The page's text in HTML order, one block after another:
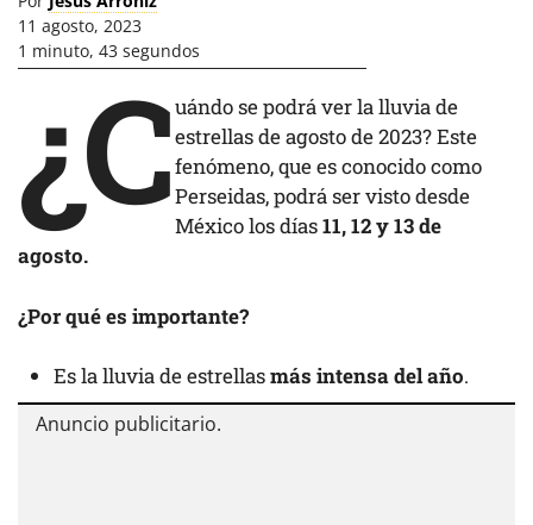
11 agosto, 2023
1 minuto, 43 segundos
¿Cuándo se podrá ver la lluvia de
estrellas de agosto de 2023? Este
fenómeno, que es conocido como
Perseidas, podrá ser visto desde
México los días11, 12 y 13 de
agosto.
¿Por qué es importante?
Es la lluvia de estrellasmás intensa del año.